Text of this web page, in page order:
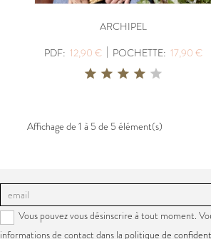
ARCHIPEL
PDF: 12,90 €| POCHETTE: 17,90 €
Affichage de 1 à 5 de 5 élément(s)
Vous pouvez vous désinscrire à tout moment.
informations de contact dans la politique de